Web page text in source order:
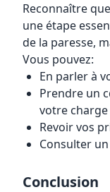
Reconnaître
une étape
de la paresse,
Vous pouvez:
En parler à
Prendre un
votre
Revoir vos
Consulter
Conclusion